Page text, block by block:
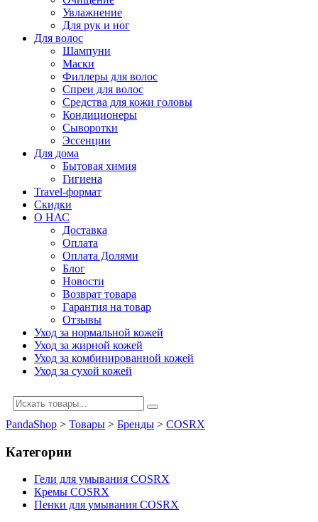
Увлажнение
Для рук и ног
Для волос
Шампуни
Маски
Филлеры для волос
Спреи для волос
Средства для кожи головы
Кондиционеры
Сыворотки
Эссенции
Для дома
Бытовая химия
Гигиена
Travel-формат
Скидки
О НАС
Доставка
Оплата
Оплата Долями
Блог
Новости
Возврат товара
Гарантия на товар
Отзывы
Уход за нормальной кожей
Уход за жирной кожей
Уход за комбинированной кожей
Уход за сухой кожей
PandaShop > Товары > Бренды > COSRX
Категории
Гели для умывания COSRX
Кремы COSRX
Пенки для умывания COSRX